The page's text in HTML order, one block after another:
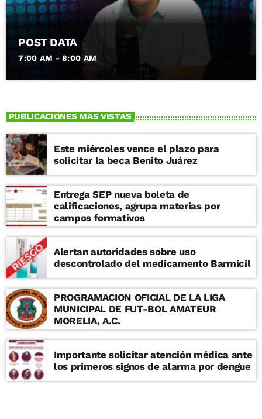
POST DATA
7:00 AM - 8:00 AM
PUBLICACIONES MAS VISTAS
Este miércoles vence el plazo para
solicitar la beca Benito Juárez
Entrega SEP nueva boleta de
calificaciones, agrupa materias por
campos formativos
Alertan autoridades sobre uso
descontrolado del medicamento Barmicil
PROGRAMACION OFICIAL DE LA LIGA
MUNICIPAL DE FUT-BOL AMATEUR
MORELIA, A.C.
Importante solicitar atención médica ante
los primeros signos de alarma por dengue